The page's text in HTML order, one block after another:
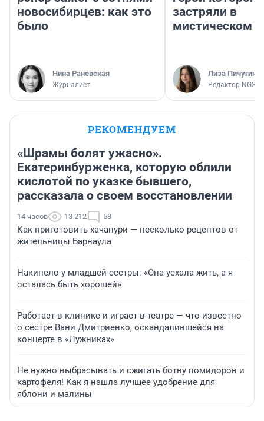
новосибирцев: как это
было
Нина Раневская
Журналист
застряли в
мистическом
Лиза Пичугина
Редактор
РЕКОМЕНДУЕМ
«Шрамы болят ужасно».
Екатеринбурженка, которую облили
кислотой по указке бывшего,
рассказала о своем восстановлении
14 часов 13 212 58
Как приготовить хачапури — несколько рецептов от
жительницы Барнаула
Накипело у младшей сестры: «Она уехала жить, а я
осталась быть хорошей»
Работает в клинике и играет в театре — что известно
о сестре Вани Дмитриенко, оскандалившейся на
концерте в «Лужниках»
Не нужно выбрасывать и сжигать ботву помидоров и
картофеля! Как я нашла лучшее удобрение для
яблони и малины